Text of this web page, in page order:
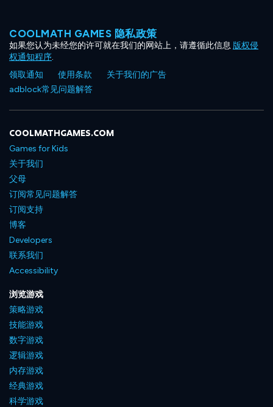
COOLMATH GAMES 隐私政策
如果您认为未经您的许可就在我们的网站上，请遵循此信息 版权侵
权通知程序.
领取通知
使用条款
关于我们的广告
adblock常见问题解答
COOLMATHGAMES.COM
Games for Kids
关于我们
父母
订阅常见问题解答
订阅支持
博客
Developers
联系我们
Accessibility
浏览游戏
策略游戏
技能游戏
数字游戏
逻辑游戏
内存游戏
经典游戏
科学游戏